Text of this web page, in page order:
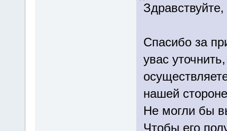
Спасибо за
увас
нашей
Не могли бы
Чтобы его